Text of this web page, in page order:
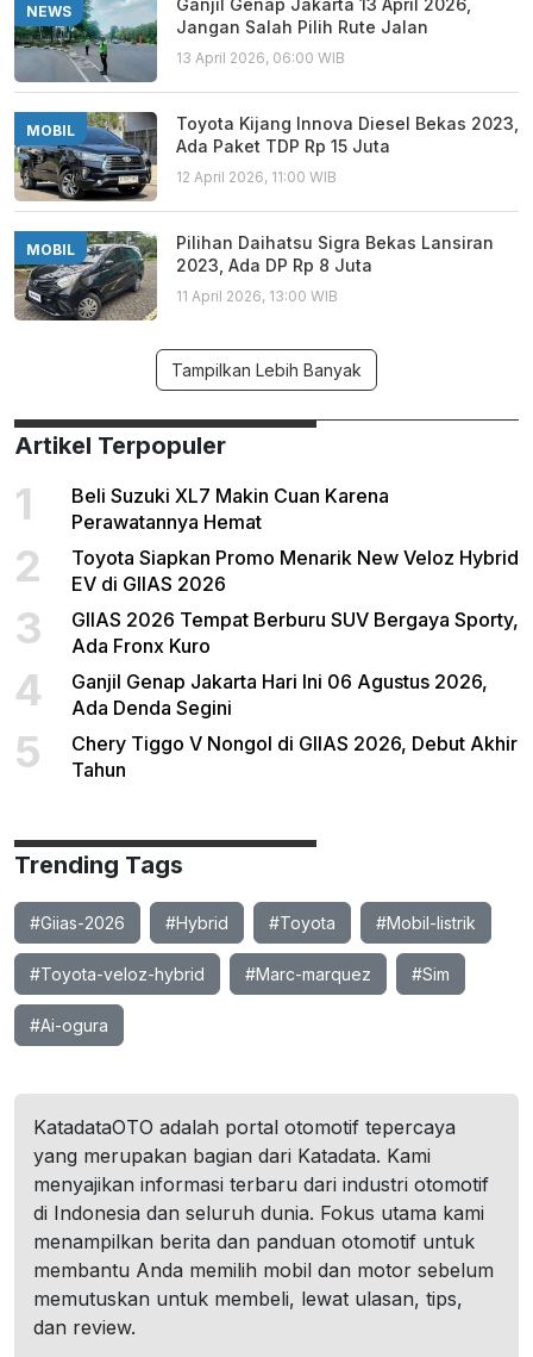
NEWS
Ganjil Genap Jakarta 13 April 2026,
Jangan Salah Pilih Rute Jalan
13 April 2026, 06:00 WIB
MOBIL
Toyota Kijang Innova Diesel Bekas 2023,
Ada Paket TDP Rp 15 Juta
12 April 2026, 11:00 WIB
MOBIL
Pilihan Daihatsu Sigra Bekas Lansiran
2023, Ada DP Rp 8 Juta
11 April 2026, 13:00 WIB
Tampilkan Lebih Banyak
Artikel Terpopuler
1
Beli Suzuki XL7 Makin Cuan Karena
Perawatannya Hemat
2
Toyota Siapkan Promo Menarik New Veloz Hybrid
EV di GIIAS 2026
3
GIIAS 2026 Tempat Berburu SUV Bergaya Sporty,
Ada Fronx Kuro
4
Ganjil Genap Jakarta Hari Ini 06 Agustus 2026,
Ada Denda Segini
5
Chery Tiggo V Nongol di GIIAS 2026, Debut Akhir
Tahun
Trending Tags
#Giias-2026 #Hybrid #Toyota #Mobil-listrik
#Toyota-veloz-hybrid #Marc-marquez #Sim
#Ai-ogura
KatadataOTO adalah portal otomotif tepercaya
yang merupakan bagian dari Katadata. Kami
menyajikan informasi terbaru dari industri otomotif
di Indonesia dan seluruh dunia. Fokus utama kami
menampilkan berita dan panduan otomotif untuk
membantu Anda memilih mobil dan motor sebelum
memutuskan untuk membeli, lewat ulasan, tips,
dan review.